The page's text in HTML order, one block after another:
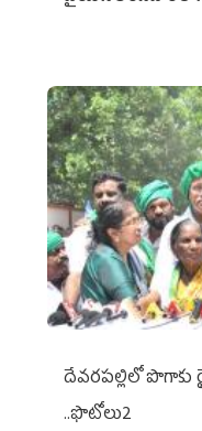
దేవరపల్లిలో
..ఫొటోలు2